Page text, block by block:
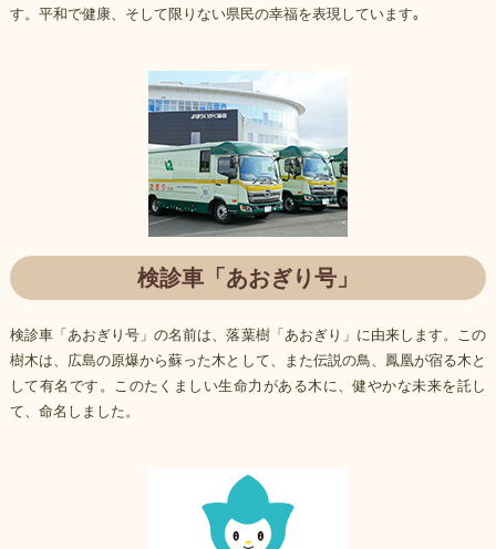
す。平和で健康、そして限りない県民の幸福を表現しています｡
検診車「あおぎり号」
検診車「あおぎり号」の名前は、落葉樹「あおぎり」に由来します。この
樹木は、広島の原爆から蘇った木として、また伝説の鳥、鳳凰が宿る木と
して有名です。このたくましい生命力がある木に、健やかな未来を託し
て、命名しました。